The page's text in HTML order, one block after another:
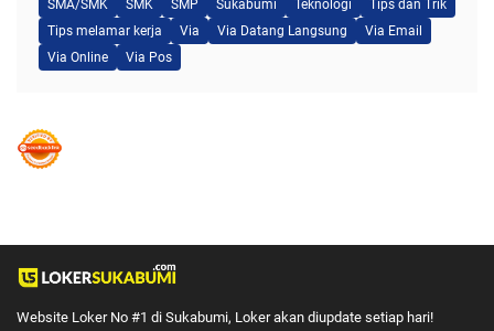
SMA/SMK
SMK SMP Sukabumi Teknologi
Tips dan Trik
Tips melamar kerja
Via Via Datang Langsung
Via Email
Via Online
Via Pos
Website Loker No #1 di Sukabumi, Loker akan diupdate setiap hari!